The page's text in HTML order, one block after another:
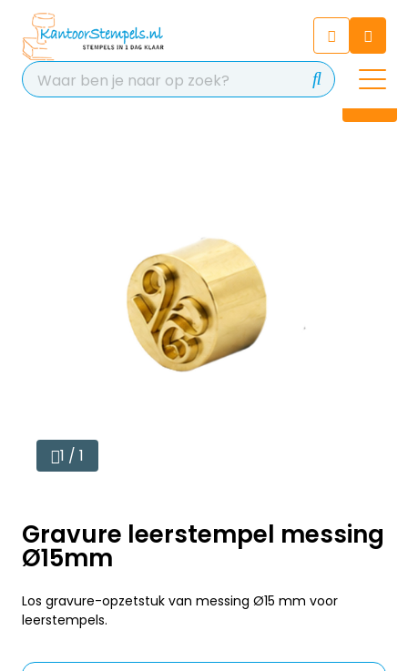
Chat 24/7 met onze chatbot
voor hulp
Contact
1 / 1
Gravure leerstempel messing
Ø15mm
Los gravure-opzetstuk van messing Ø15 mm voor
leerstempels.